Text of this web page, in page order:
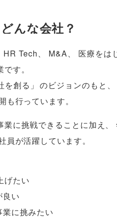
んな会社？
HR Tech、 M&A、 医療をは
です。
を創る 」 のビジョンのもと 、
も行っています。
に挑戦できることに加え 、
員が活躍しています。
たい
い
に挑みたい